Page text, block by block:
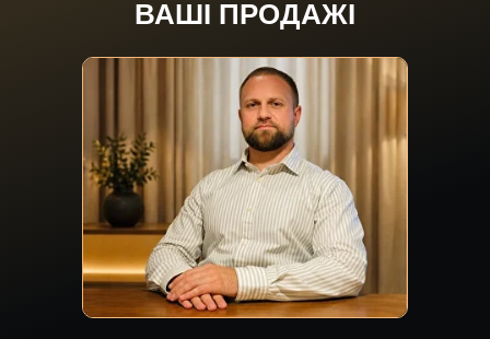
ВАШІ ПРОДАЖІ